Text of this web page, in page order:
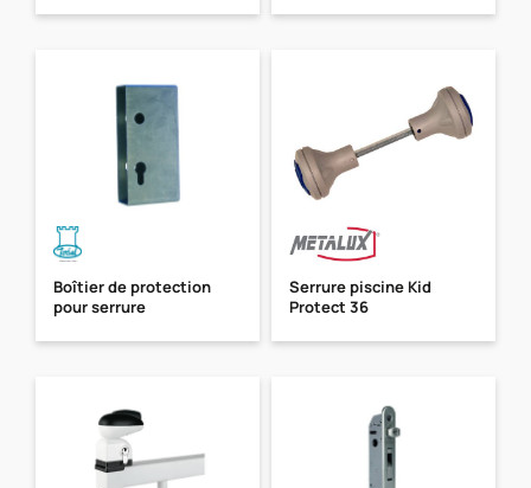
Boîtier de protection
pour serrure
Serrure piscine Kid
Protect 36